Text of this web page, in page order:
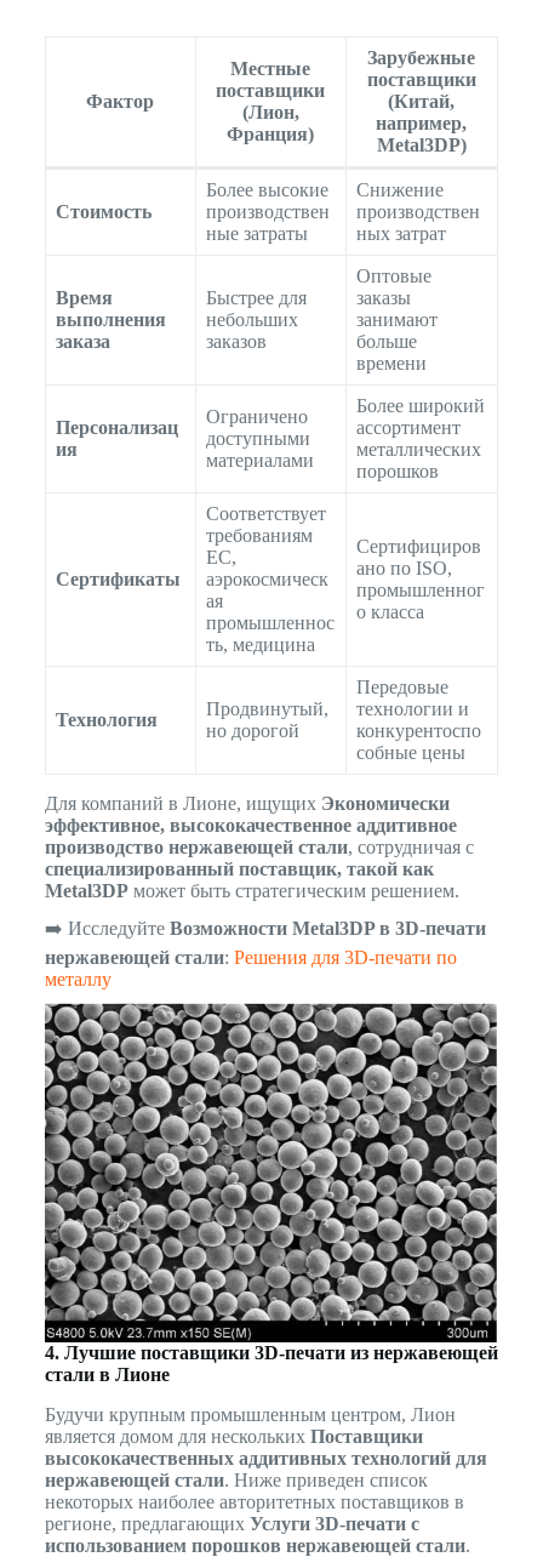
Фактор
Местные
поставщики
(Лион,
Франция)
Зарубежные
поставщики
(Китай,
например,
Metal3DP)
Стоимость
Более высокие
производствен
ные затраты
Снижение
производствен
ных затрат
Время
выполнения
заказа
Быстрее для
небольших
заказов
Оптовые
заказы
занимают
больше
времени
Персонализац
ия
Ограничено
доступными
материалами
Более широкий
ассортимент
металлических
порошков
Сертификаты
Соответствует
требованиям
ЕС,
аэрокосмическ
ая
промышленнос
ть, медицина
Сертифициров
ано по ISO,
промышленног
о класса
Технология
Продвинутый,
но дорогой
Передовые
технологии и
конкурентоспо
собные цены
Для компаний в Лионе, ищущих Экономически
эффективное, высококачественное аддитивное
производство нержавеющей стали, сотрудничая с
специализированный поставщик, такой как
Metal3DPможет быть стратегическим решением.
➡️ Исследуйте Возможности Metal3DP в 3D-печати
нержавеющей стали: Решения для 3D-печати по
металлу
4. Лучшие поставщики 3D-печати из нержавеющей
стали в Лионе
Будучи крупным промышленным центром, Лион
является домом для нескольких Поставщики
высококачественных аддитивных технологий для
нержавеющей стали. Ниже приведен список
некоторых наиболее авторитетных поставщиков в
регионе, предлагающих Услуги 3D-печати с
использованием порошков нержавеющей стали.